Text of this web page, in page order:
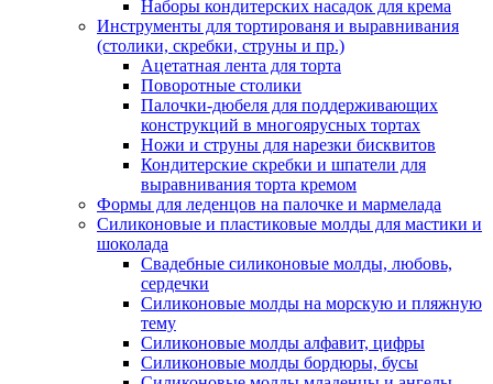
Наборы кондитерских насадок для крема
Инструменты для тортированя и выравнивания
(столики, скребки, струны и пр.)
Ацетатная лента для торта
Поворотные столики
Палочки-дюбеля для поддерживающих
конструкций в многоярусных тортах
Ножи и струны для нарезки бисквитов
Кондитерские скребки и шпатели для
выравнивания торта кремом
Формы для леденцов на палочке и мармелада
Силиконовые и пластиковые молды для мастики и
шоколада
Свадебные силиконовые молды, любовь,
сердечки
Силиконовые молды на морскую и пляжную
тему
Силиконовые молды алфавит, цифры
Силиконовые молды бордюры, бусы